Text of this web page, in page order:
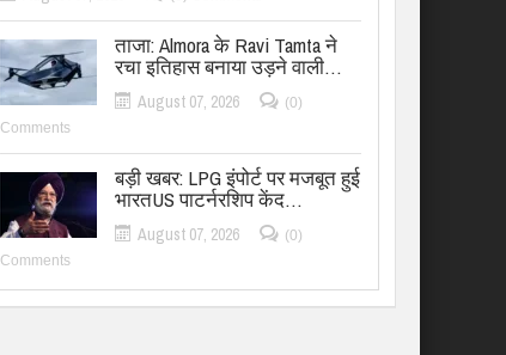
ताजा: Almora के Ravi Tamta ने
रचा इतिहास बनाया उड़ने वाली…
August 07, 2026
(0)
Comments
बड़ी खबर: LPG इंपोर्ट पर मजबूत हुई
भारतUS पाटर्नरशिप केंद…
August 07, 2026
(0)
Comments